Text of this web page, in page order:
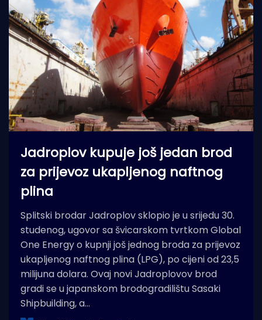
Jadroplov kupuje još jedan brod
za prijevoz ukapljenog naftnog
plina
Splitski brodar Jadroplov sklopio je u srijedu 30.
studenog, ugovor sa švicarskom tvrtkom Global
One Energy o kupnji još jednog broda za prijevoz
ukapljenog naftnog plina (LPG), po cijeni od 23,5
milijuna dolara. Ovaj novi Jadroplovov brod
gradi se u japanskom brodogradilištu Sasaki
Shipbuilding, a…